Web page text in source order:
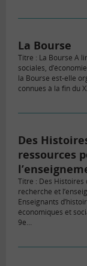
La Bourse
Titre : La Bourse A
sociales,
la Bourse est-elle
connues à la fin du
Des
ressources
Titre : Des Histoires
recherche et
Enseignants
économiques et
9e…